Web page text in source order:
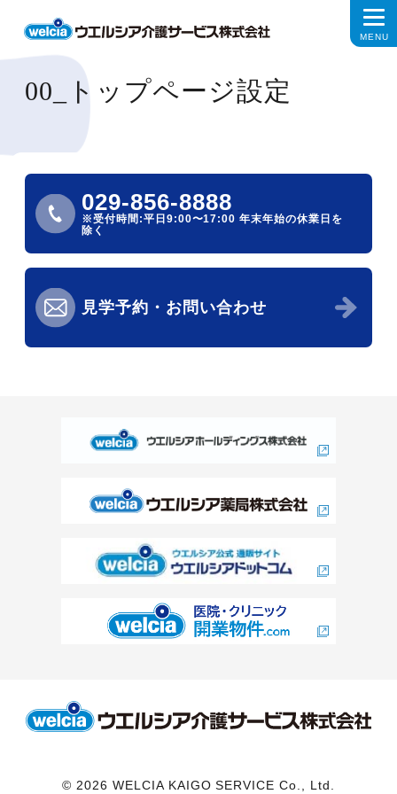
00_トップページ設定
029-856-8888
※受付時間:平日9:00〜17:00年末年始の休業日を
除く
見学予約・お問い合わせ
© 2026 WELCIA KAIGO SERVICE Co., Ltd.